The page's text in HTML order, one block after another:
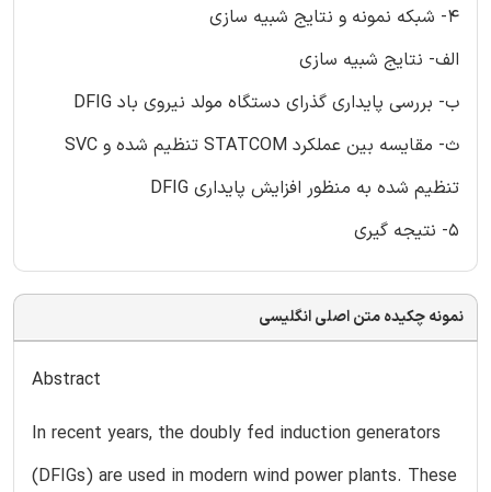
4- شبکه نمونه و نتایج شبیه سازی
الف- نتایج شبیه سازی
ب- بررسی پایداری گذرای دستگاه مولد نیروی باد DFIG
ث- مقایسه بین عملکرد STATCOM تنظیم شده و SVC
تنظیم شده به منظور افزایش پایداری DFIG
5- نتیجه گیری
نمونه چکیده متن اصلی انگلیسی
Abstract
In recent years, the doubly fed induction generators
(DFIGs) are used in modern wind power plants. These